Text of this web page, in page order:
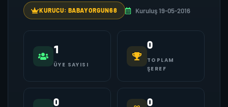
KURUCU: BABAYORGUN68 Kuruluş 19-05-2016
1
ÜYE SAYISI
0
TOPLAM
ŞEREF
0 0